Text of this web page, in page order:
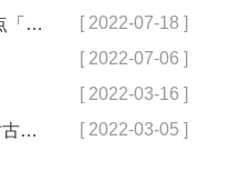
中式别墅设计装修时需要注意的点「冠墅阳光」 [ 2022-07-18 ]
[ 2022-07-06 ]
[ 2022-03-16 ]
云南建水240平自建房窗纱一体仿古门窗完工「冠墅阳光」 [ 2022-03-05 ]